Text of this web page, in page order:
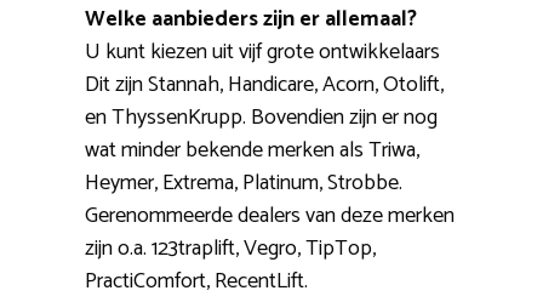
Welke aanbieders zijn er allemaal?
U kunt kiezen uit vijf grote ontwikkelaars
Dit zijn Stannah, Handicare, Acorn, Otolift,
en ThyssenKrupp. Bovendien zijn er nog
wat minder bekende merken als Triwa,
Heymer, Extrema, Platinum, Strobbe.
Gerenommeerde dealers van deze merken
zijn o.a. 123traplift, Vegro, TipTop,
PractiComfort, RecentLift.